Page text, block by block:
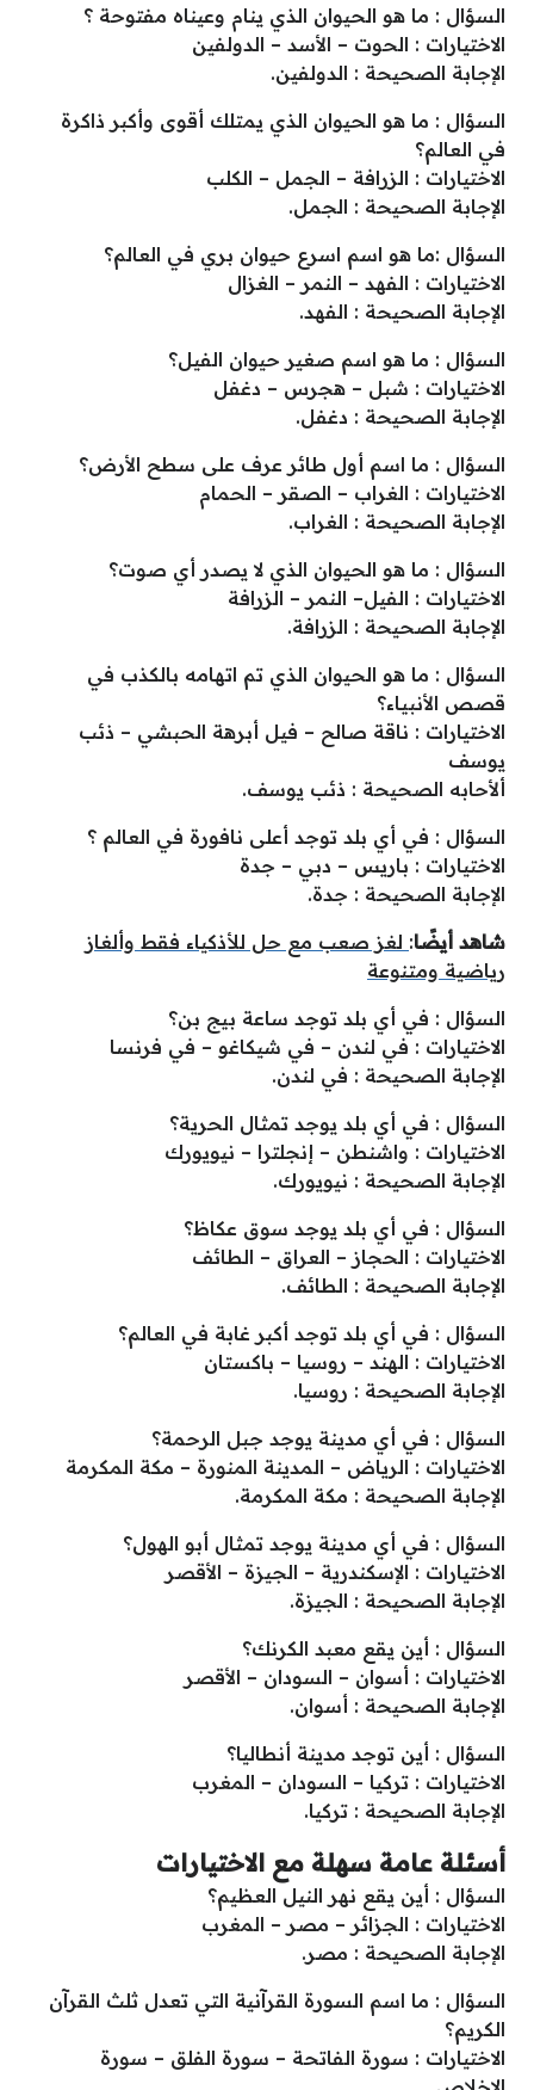
السؤال : ما هو الحيوان الذي ينام وعيناه مفتوحة ؟
الاختيارات : الحوت – الأسد – الدولفين
الإجابة الصحيحة : الدولفين.
السؤال : ما هو الحيوان الذي يمتلك أقوى وأكبر ذاكرة
في العالم؟
الاختيارات : الزرافة – الجمل – الكلب
الإجابة الصحيحة : الجمل.
السؤال :ما هو اسم اسرع حيوان بري في العالم؟
الاختيارات : الفهد – النمر – الغزال
الإجابة الصحيحة : الفهد.
السؤال : ما هو اسم صغير حيوان الفيل؟
الاختيارات : شبل – هجرس – دغفل
الإجابة الصحيحة : دغفل.
السؤال : ما اسم أول طائر عرف على سطح الأرض؟
الاختيارات : الغراب – الصقر – الحمام
الإجابة الصحيحة : الغراب.
السؤال : ما هو الحيوان الذي لا يصدر أي صوت؟
الاختيارات : الفيل– النمر – الزرافة
الإجابة الصحيحة : الزرافة.
السؤال : ما هو الحيوان الذي تم اتهامه بالكذب في
قصص الأنبياء؟
الاختيارات : ناقة صالح – فيل أبرهة الحبشي – ذئب
يوسف
ألأحابه الصحيحة : ذئب يوسف.
السؤال : في أي بلد توجد أعلى نافورة في العالم ؟
الاختيارات : باريس – دبي – جدة
الإجابة الصحيحة : جدة.
شاهد أيضًا: لغز صعب مع حل للأذكياء فقط وألغاز
رياضية ومتنوعة
السؤال : في أي بلد توجد ساعة بيج بن؟
الاختيارات : في لندن – في شيكاغو – في فرنسا
الإجابة الصحيحة : في لندن.
السؤال : في أي بلد يوجد تمثال الحرية؟
الاختيارات : واشنطن – إنجلترا – نيويورك
الإجابة الصحيحة : نيويورك.
السؤال : في أي بلد يوجد سوق عكاظ؟
الاختيارات : الحجاز – العراق – الطائف
الإجابة الصحيحة : الطائف.
السؤال : في أي بلد توجد أكبر غابة في العالم؟
الاختيارات : الهند – روسيا – باكستان
الإجابة الصحيحة : روسيا.
السؤال : في أي مدينة يوجد جبل الرحمة؟
الاختيارات : الرياض – المدينة المنورة – مكة المكرمة
الإجابة الصحيحة : مكة المكرمة.
السؤال : في أي مدينة يوجد تمثال أبو الهول؟
الاختيارات : الإسكندرية – الجيزة – الأقصر
الإجابة الصحيحة : الجيزة.
السؤال : أين يقع معبد الكرنك؟
الاختيارات : أسوان – السودان – الأقصر
الإجابة الصحيحة : أسوان.
السؤال : أين توجد مدينة أنطاليا؟
الاختيارات : تركيا – السودان – المغرب
الإجابة الصحيحة : تركيا.
أسئلة عامة سهلة مع الاختيارات
السؤال : أين يقع نهر النيل العظيم؟
الاختيارات : الجزائر – مصر – المغرب
الإجابة الصحيحة : مصر.
السؤال : ما اسم السورة القرآنية التي تعدل ثلث القرآن
الكريم؟
الاختيارات : سورة الفاتحة – سورة الفلق – سورة